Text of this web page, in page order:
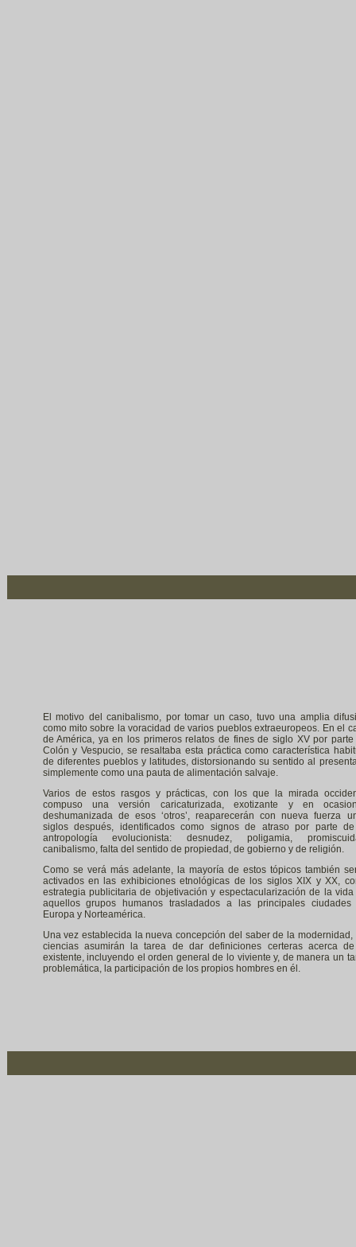
El motivo del canibalismo, por tomar un caso, tuvo una amplia
como mito sobre la voracidad de varios pueblos extraeuropeos. En el
de América, ya en los primeros relatos de fines de siglo XV por parte
Colón y Vespucio, se resaltaba esta práctica como característica
de diferentes pueblos y latitudes, distorsionando su sentido al
simplemente como una pauta de alimentación salvaje.
Varios de estos rasgos y prácticas, con los que la mirada
compuso una versión caricaturizada, exotizante y en
deshumanizada de esos ‘otros’, reaparecerán con nueva fuerza
siglos después, identificados como signos de atraso por parte
antropología evolucionista: desnudez, poligamia,
canibalismo, falta del sentido de propiedad, de gobierno y de religión.
Como se verá más adelante, la mayoría de estos tópicos también
activados en las exhibiciones etnológicas de los siglos XIX y XX,
estrategia publicitaria de objetivación y espectacularización de la
aquellos grupos humanos trasladados a las principales ciudades
Europa y Norteamérica.
Una vez establecida la nueva concepción del saber de la modernidad,
ciencias asumirán la tarea de dar definiciones certeras acerca
existente, incluyendo el orden general de lo viviente y, de manera un
problemática, la participación de los propios hombres en él.